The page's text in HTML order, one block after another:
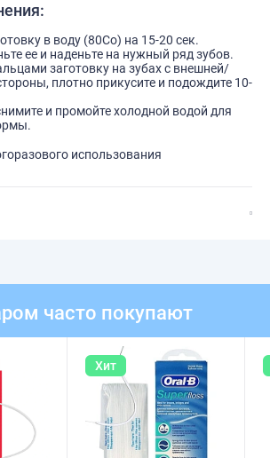
в воду (80Со) на 15-20 сек.
ее и наденьте на нужный ряд зубов.
заготовку на зубах с внешней/
плотно прикусите и подождите 10-
и промойте холодной водой для
использования
часто покупают
Хит